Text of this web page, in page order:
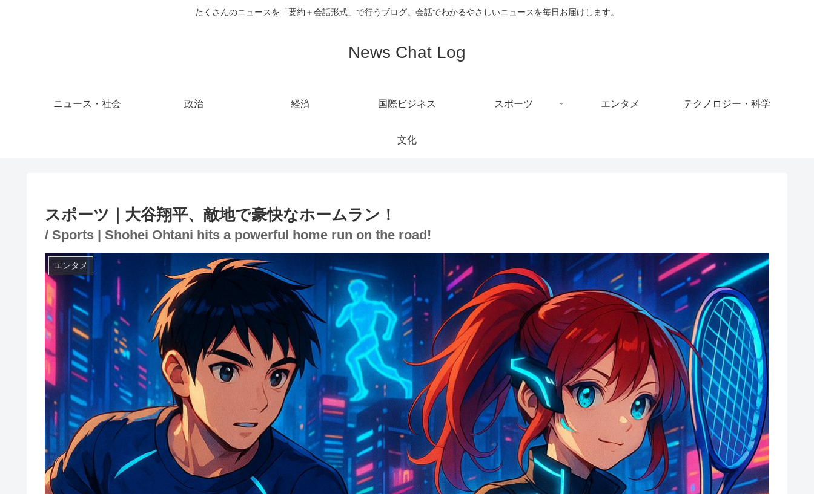
たくさんのニュースを「要約＋会話形式」で行うブログ。会話でわかるやさしいニュースを毎日お届けします。
News Chat Log
ニュース・社会 政治 経済 国際ビジネス スポーツ エンタメ テクノロジー・科学
文化
スポーツ｜大谷翔平、敵地で豪快なホームラン！
/ Sports | Shohei Ohtani hits a powerful home run on the road!
エンタメ